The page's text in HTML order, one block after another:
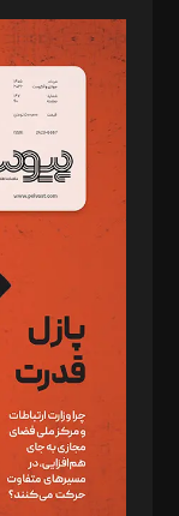
مدیر مسئول:
سردبیر: مهرک
دبیر تحریریه: میثم
د‌بیر ناداستان: سمانه
د‌بیر خدمت و تجارت:
د‌بیر حقوق فناوری:
د‌بیر پیوست جهان:
د‌بیر تحریریه آنلاین:
تحریریه‌: مجتبی
مصطفی مسجدی آرانی،
رستمی،مصطفی باستان
ویرایش: نگار استاد‌‌آقا
طراح یونیفرم: مجید
فیلمبرداری و
گرافیک و